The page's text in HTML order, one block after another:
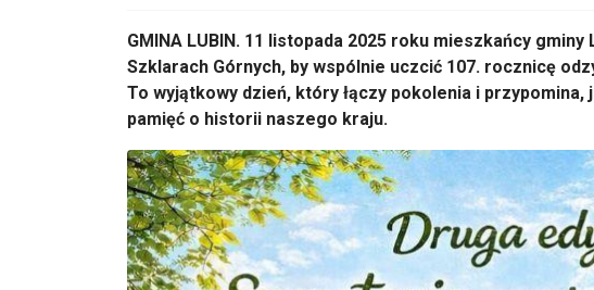
GMINA LUBIN. 11 listopada 2025 roku mieszkańcy gminy
Szklarach Górnych, by wspólnie uczcić 107. rocznicę
To wyjątkowy dzień, który łączy pokolenia i przypomina,
pamięć o historii naszego kraju.